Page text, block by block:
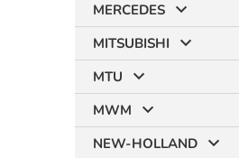
MERCEDES
MITSUBISHI
MTU
MWM
NEW-HOLLAND